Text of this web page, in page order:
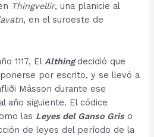
Thingvellir, una planicie al
, en el suroeste de
1117, ElAlthingdecidió que
por escrito, y se llevó a
Másson durante ese
año siguiente. El códice
las Leyes del Ganso Griso
de leyes del período de la